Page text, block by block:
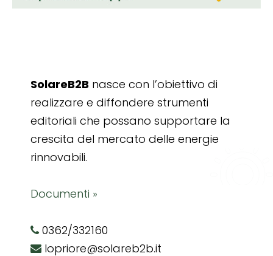
SolareB2B nasce con l’obiettivo di
realizzare e diffondere strumenti
editoriali che possano supportare la
crescita del mercato delle energie
rinnovabili.
Documenti »
0362/332160
lopriore@solareb2b.it